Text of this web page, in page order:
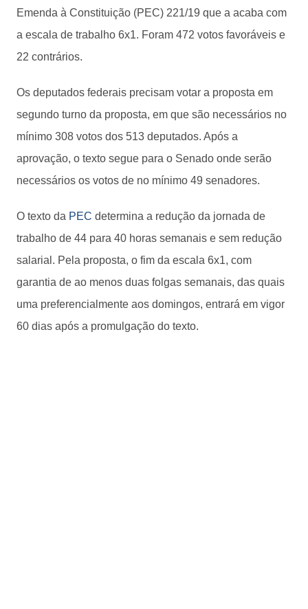
Emenda à Constituição (PEC) 221/19 que a acaba com
a escala de trabalho 6x1. Foram 472 votos favoráveis e
22 contrários.
Os deputados federais precisam votar a proposta em
segundo turno da proposta, em que são necessários no
mínimo 308 votos dos 513 deputados. Após a
aprovação, o texto segue para o Senado onde serão
necessários os votos de no mínimo 49 senadores.
O texto da PEC determina a redução da jornada de
trabalho de 44 para 40 horas semanais e sem redução
salarial. Pela proposta, o fim da escala 6x1, com
garantia de ao menos duas folgas semanais, das quais
uma preferencialmente aos domingos, entrará em vigor
60 dias após a promulgação do texto.